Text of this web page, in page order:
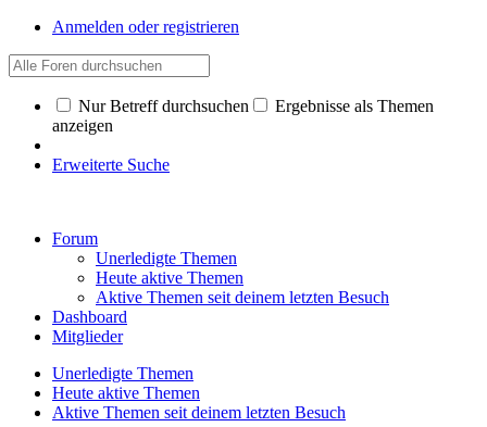
Anmelden oder registrieren
Nur Betreff durchsuchen
Ergebnisse als Themen
anzeigen
Erweiterte Suche
Forum
Unerledigte Themen
Heute aktive Themen
Aktive Themen seit deinem letzten Besuch
Dashboard
Mitglieder
Unerledigte Themen
Heute aktive Themen
Aktive Themen seit deinem letzten Besuch